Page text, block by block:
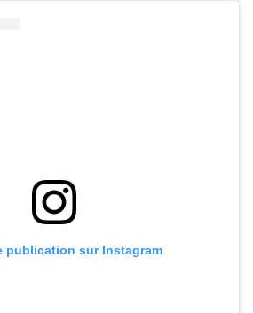
publication sur Instagram